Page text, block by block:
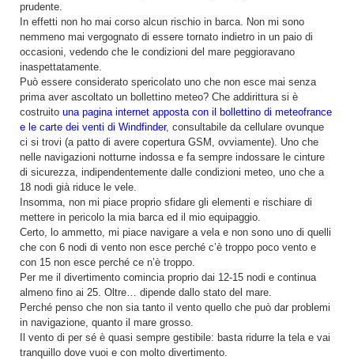
prudente.
In effetti non ho mai corso alcun rischio in barca. Non mi sono
nemmeno mai vergognato di essere tornato indietro in un paio di
occasioni, vedendo che le condizioni del mare peggioravano
inaspettatamente.
Può essere considerato spericolato uno che non esce mai senza
prima aver ascoltato un bollettino meteo? Che addirittura si è
costruito una pagina internet apposta con il bollettino di meteofrance
e le carte dei venti di Windfinder, consultabile da cellulare ovunque
ci si trovi (a patto di avere copertura GSM, ovviamente). Uno che
nelle navigazioni notturne indossa e fa sempre indossare le cinture
di sicurezza, indipendentemente dalle condizioni meteo, uno che a
18 nodi già riduce le vele.
Insomma, non mi piace proprio sfidare gli elementi e rischiare di
mettere in pericolo la mia barca ed il mio equipaggio.
Certo, lo ammetto, mi piace navigare a vela e non sono uno di quelli
che con 6 nodi di vento non esce perché c’è troppo poco vento e
con 15 non esce perché ce n’è troppo.
Per me il divertimento comincia proprio dai 12-15 nodi e continua
almeno fino ai 25. Oltre… dipende dallo stato del mare.
Perché penso che non sia tanto il vento quello che può dar problemi
in navigazione, quanto il mare grosso.
Il vento di per sé è quasi sempre gestibile: basta ridurre la tela e vai
tranquillo dove vuoi e con molto divertimento.